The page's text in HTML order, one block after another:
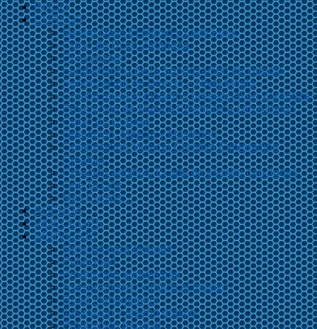
INICIO
CURSOS
Master class El Momo y Lady Funk
Curso de Dj en Zaragoza
Dj Avanzado
Fundamentos de la Sonorización de Directo
Sonorización en Directo – Nivel Medio
Combo musical moderno presencial en Zaragoza
Producción de Música Electrónica con Ableton
Curso de Cubase
Grabación, Mezcla y Mastering
Composición Musical Creativa Exploración
Creativa
Creación artística. El arte de escribir canciones
One To One
Más Cursos…
AGENDA
VIDEOCLIPS
SERVICIOS
Músicos para eventos
Publicidad
Producción audiovisual
Asesoramiento jurídico al músico
Road management
Ilustración y diseño gráfico
Producción musical